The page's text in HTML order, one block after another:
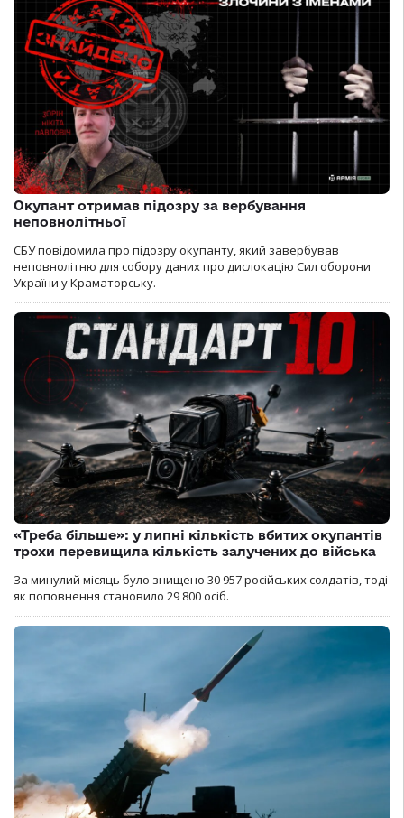
Окупант отримав підозру за вербування
неповнолітньої
СБУ повідомила про підозру окупанту, який завербував
неповнолітню для собору даних про дислокацію Сил оборони
України у Краматорську.
«Треба більше»: у липні кількість вбитих окупантів
трохи перевищила кількість залучених до війська
За минулий місяць було знищено 30 957 російських солдатів, тоді
як поповнення становило 29 800 осіб.